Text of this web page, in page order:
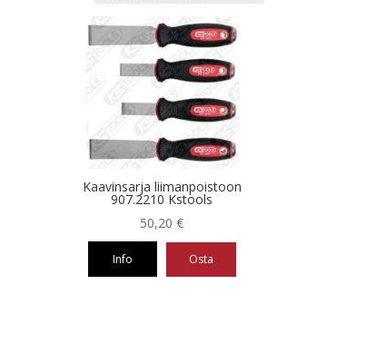
Kaavinsarja liimanpoistoon
907.2210 Kstools
50,20€
Info Osta